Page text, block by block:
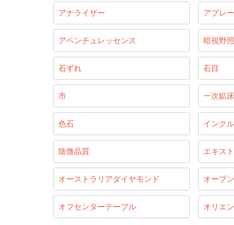
アナライザー アブレ
アベンチュレッセンス 暗視野
石ずれ 石目
市 一次鉱床
色石 インク
陰微晶質 エキス
オーストラリアダイヤモンド オープ
オフセンターテーブル オリエ